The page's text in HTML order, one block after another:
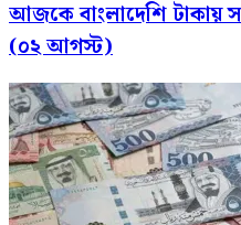
আজকে বাংলাদেশি টাকায়
(০২ আগস্ট)